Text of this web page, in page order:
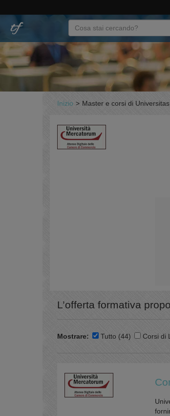
Inizio > Master e corsi di
L’offerta formativa
Mostrare: Tutto (44) Corsi di